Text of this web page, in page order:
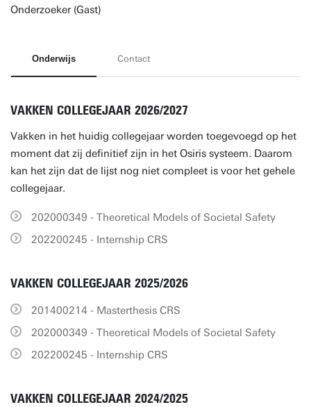
Onderzoeker (Gast)
Onderwijs Contact
VAKKEN COLLEGEJAAR 2026/2027
Vakken in het huidig collegejaar worden toegevoegd op het
moment dat zij definitief zijn in het Osiris systeem. Daarom
kan het zijn dat de lijst nog niet compleet is voor het gehele
collegejaar.
202000349 - Theoretical Models of Societal Safety
202200245 - Internship CRS
VAKKEN COLLEGEJAAR 2025/2026
201400214 - Masterthesis CRS
202000349 - Theoretical Models of Societal Safety
202200245 - Internship CRS
VAKKEN COLLEGEJAAR 2024/2025